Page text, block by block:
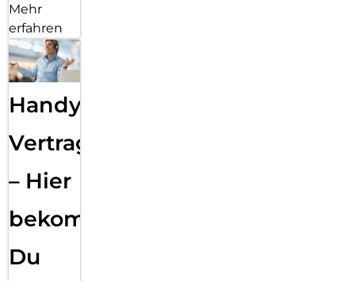
Mehr
erfahren
Handy
Vertragsabwicklung
– Hier
bekommst
Du